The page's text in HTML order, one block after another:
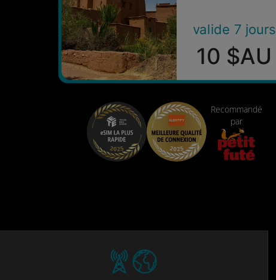
valide 7 jours
10 $AU
Recommandé
par